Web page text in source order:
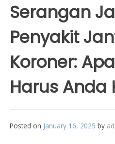
Serangan
Penyakit
Koroner:
Harus Anda
Posted on January 16, 2025 by